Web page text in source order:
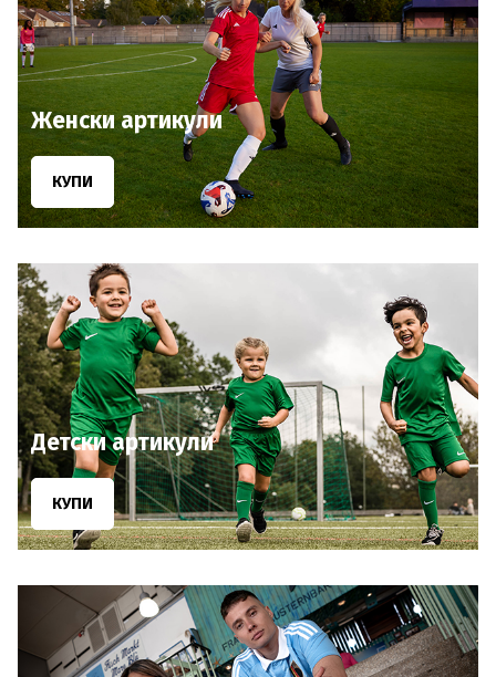
Женски артикули
КУПИ
Детски артикули
КУПИ